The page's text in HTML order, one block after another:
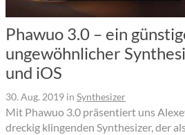
Phawuo 3.0 – ein
ungewöhnlicher
und iOS
30. Aug. 2019 in Synthesizer
Mit Phawuo 3.0 präsentiert uns
dreckig klingenden Synthesizer, der